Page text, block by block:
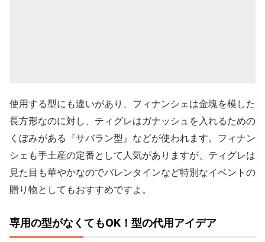
使用する型にも違いがあり、フィナンシェは金塊を模した
長方形なのに対し、ティグレはガナッシュを入れるための
くぼみがある『サバラン型』などが使われます。フィナン
シェも手土産の定番として人気がありますが、ティグレは
見た目も華やかなのでバレンタインなど特別なイベントの
贈り物としてもおすすめですよ。
専用の型がなくてもOK！型の代用アイデア